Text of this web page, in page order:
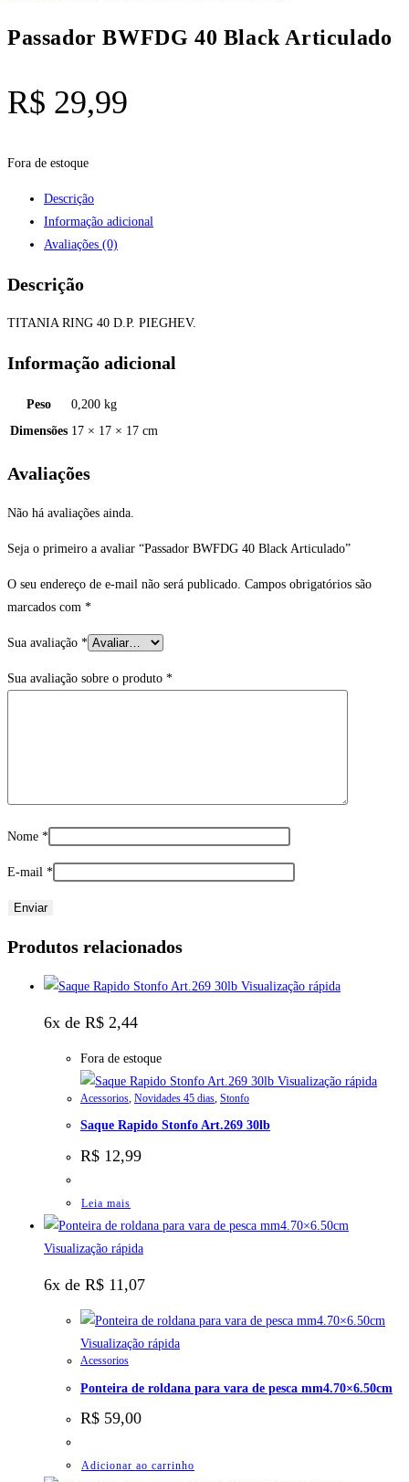
Passador BWFDG 40 Black Articulado
R$ 29,99
Fora de estoque
Descrição
Informação adicional
Avaliações (0)
Descrição
TITANIA RING 40 D.P. PIEGHEV.
Informação adicional
Peso
0,200 kg
Dimensões 17 × 17 × 17 cm
Avaliações
Não há avaliações ainda.
Seja o primeiro a avaliar “Passador BWFDG 40 Black Articulado”
O seu endereço de e-mail não será publicado. Campos obrigatórios são
marcados com *
Sua avaliação *
Sua avaliação sobre o produto *
Nome *
E-mail *
Produtos relacionados
Visualização rápida
6x de R$ 2,44
Fora de estoque
Visualização rápida
Acessorios Novidades 45 dias Stonfo
Saque Rapido Stonfo Art.269 30lb
R$ 12,99
Leia mais
Visualização rápida
6x de R$ 11,07
Visualização rápida
Acessorios
Ponteira de roldana para vara de pesca mm4.70×6.50cm
R$ 59,00
Adicionar ao carrinho